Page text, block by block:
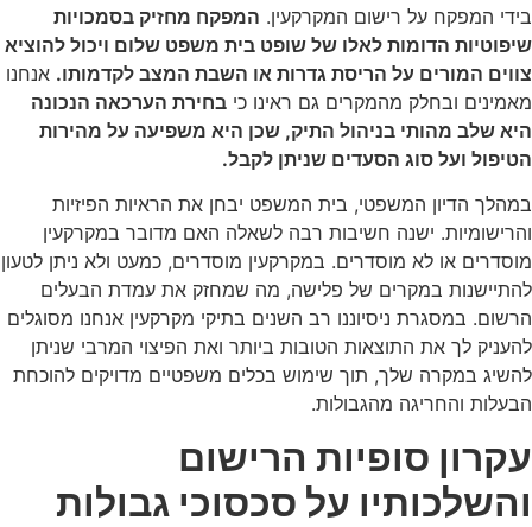
בידי המפקח על רישום המקרקעין. המפקח מחזיק בסמכויות
שיפוטיות הדומות לאלו של שופט בית משפט שלום ויכול להוציא
צווים המורים על הריסת גדרות או השבת המצב לקדמותו. אנחנו
מאמינים ובחלק מהמקרים גם ראינו כי בחירת הערכאה הנכונה
היא שלב מהותי בניהול התיק, שכן היא משפיעה על מהירות
הטיפול ועל סוג הסעדים שניתן לקבל.
במהלך הדיון המשפטי, בית המשפט יבחן את הראיות הפיזיות
והרישומיות. ישנה חשיבות רבה לשאלה האם מדובר במקרקעין
מוסדרים או לא מוסדרים. במקרקעין מוסדרים, כמעט ולא ניתן לטעון
להתיישנות במקרים של פלישה, מה שמחזק את עמדת הבעלים
הרשום. במסגרת ניסיוננו רב השנים בתיקי מקרקעין אנחנו מסוגלים
להעניק לך את התוצאות הטובות ביותר ואת הפיצוי המרבי שניתן
להשיג במקרה שלך, תוך שימוש בכלים משפטיים מדויקים להוכחת
הבעלות והחריגה מהגבולות.
עקרון סופיות הרישום
והשלכותיו על סכסוכי גבולות